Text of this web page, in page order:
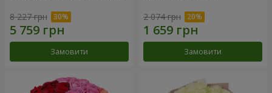
8 227 грн
Замовити
2 074 грн
Замовити